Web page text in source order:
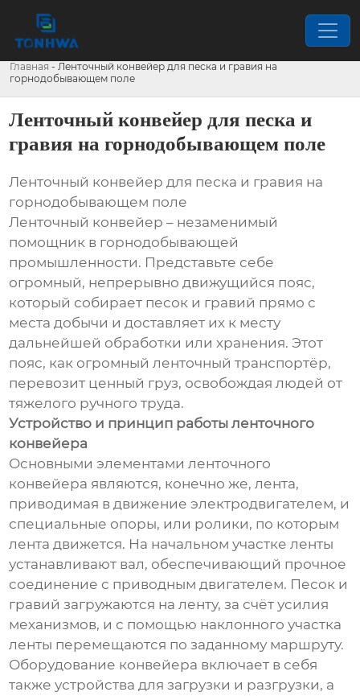
Главная - Ленточный конвейер для песка и гравия на
горнодобывающем поле
Ленточный конвейер для песка и
гравия на горнодобывающем поле
Ленточный конвейер для песка и гравия на
горнодобывающем поле
Ленточный конвейер – незаменимый
помощник в горнодобывающей
промышленности. Представьте себе
огромный, непрерывно движущийся пояс,
который собирает песок и гравий прямо с
места добычи и доставляет их к месту
дальнейшей обработки или хранения. Этот
пояс, как огромный ленточный транспортёр,
перевозит ценный груз, освобождая людей от
тяжелого ручного труда.
Устройство и принцип работы ленточного
конвейера
Основными элементами ленточного
конвейера являются, конечно же, лента,
приводимая в движение электродвигателем, и
специальные опоры, или ролики, по которым
лента движется. На начальном участке ленты
устанавливают вал, обеспечивающий прочное
соединение с приводным двигателем. Песок и
гравий загружаются на ленту, за счёт усилия
механизмов, и с помощью наклонного участка
ленты перемещаются по заданному маршруту.
Оборудование конвейера включает в себя
также устройства для загрузки и разгрузки, а